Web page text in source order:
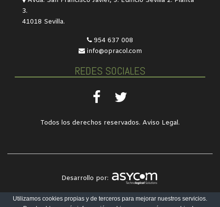
3.
41018 Sevilla.
954 637 008
info@opracol.com
REDES SOCIALES
Todos los derechos reservados. Aviso Legal.
Desarrollo por:
Utilizamos cookies propias y de terceros para mejorar nuestros servicios.